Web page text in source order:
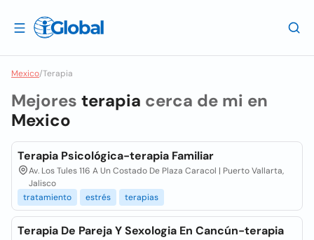
Mexico/Terapia
Mejores terapia cerca de mi en
Mexico
Terapia Psicológica-terapia Familiar
Av. Los Tules 116 A Un Costado De Plaza Caracol | Puerto Vallarta,
Jalisco
tratamiento
estrés terapias
Terapia De Pareja Y Sexologia En Cancún-terapia